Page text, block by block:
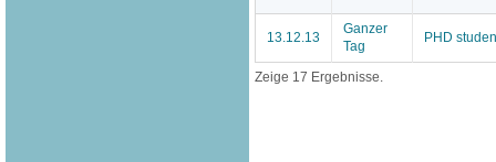
13.12.13
Ganzer
Tag
PHD
Zeige 17 Ergebnisse.